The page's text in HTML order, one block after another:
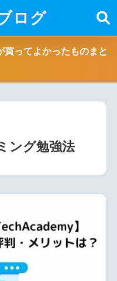
ログ
買ってよかったものまと
ング勉強法